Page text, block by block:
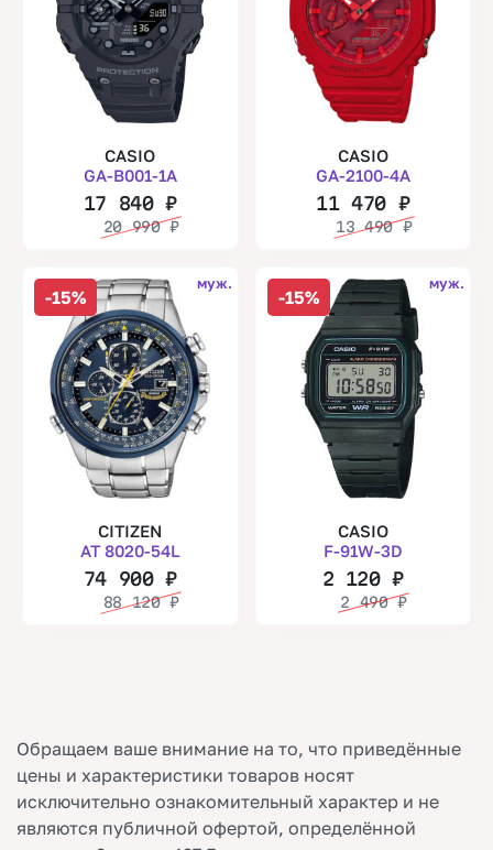
CASIO
GA-B001-1A
17 840₽
20 990₽
CASIO
GA-2100-4A
11 470 ₽
13 490₽
-15%
муж.
CITIZEN
AT 8020-54L
74 900₽
88 120₽
-15%
муж.
CASIO
F-91W-3D
2 120₽
2 490₽
Обращаем ваше внимание на то, что приведённые
цены и характеристики товаров носят
исключительно ознакомительный характер и не
являются публичной офертой, определённой